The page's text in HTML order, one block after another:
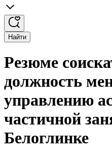
Найти
Резюме
должность
управлению
частичной
Белоглинке